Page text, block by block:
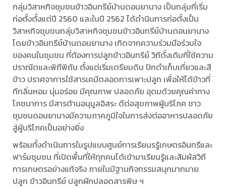
กลุ่มวิสาหกิจชุมชนข้าวอินทรีย์บ้านดอนยานาง เป็นกลุ่มที่เริ่ม
ก่อตั้งตั้งแต่ปี 2560 และในปี 2562 ได้ดำนินการก่อตั้งเป็น
วิสาหกิจชุมชนกลุ่มวิสาหกิจชุมชนข้าวอินทรีย์บ้านดอนยานาง
โดยข้าวอินทรีย์บ้านดอนยานาง เกิดจากความร่วมมือร่วมใจ
ของคนในชุมชน ที่ต้องการปลูกข้าวอินทรีย์ วิถีดั้งเดิมที่ใช้ความ
ปราณีตและพิถีพิถัน ตั้งแต่เริ่มเตรียมดิน ปักดำเก็บเกี่ยวและสี
ข้าว ปราศจาการใช้สารเคมีตลอดการเพาะปลูก เพื่อให้ได้ข้าวที่
ทีกลิ่นหอม นุ่มอร่อย มีคุณภาพ ปลอดภัย อุดมด้วยคุณค่าทาง
โภชนาการ มีสารต้านอนุมูลอิสระ ดีต่อสุขภาพผู้บริโภค ชาว
ชุมชนดอนยานางมีความภาคภูมิใจในการส่งต่ออาหารปลอดภัย
สู่ผู้บริโภคเป็นอย่างยิ่ง
พร้อมทั้งดำเนินการในรูปแบบศูนย์การเรียนรรู้เกษตรอินทรีและ
ฟาร์มชุมชน ที่เปิดพื้นที่ให้ทุกคนได้เข้ามาเรียนรู้และสัมผัสวิถี
การเกษตรอย่างแท้จริง ภายในมีฐานกิจกรรมสนุกมากมาย
ปลูก ข้าวอินทรีย์ ปลูกผักปลอดสารพิษ ฯ